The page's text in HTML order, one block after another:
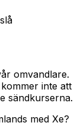
omvandlare.
inte att
sändkurserna.
med Xe?